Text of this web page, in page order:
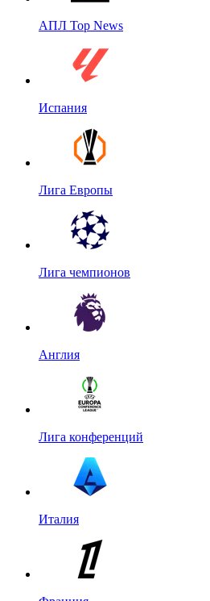
АПЛ Top News
Испания
Лига Европы
Лига чемпионов
Англия
Лига конференций
Италия